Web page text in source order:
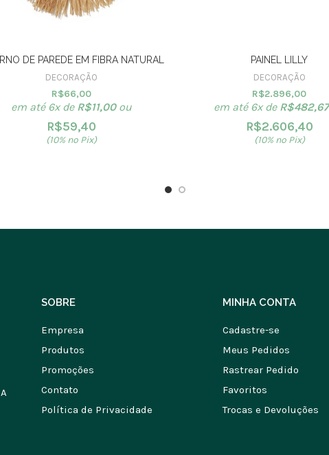
DE PAREDE EM FIBRA NATURAL
DECORAÇÃO
R$66,00
em até 6x de R$11,00ou
R$59,40
(10% no Pix)
PAINEL LILLY
DECORAÇÃO
R$2.896,00
em até 6x de R$482,67
R$2.606,40
(10% no Pix)
SOBRE
Empresa
Produtos
Promoções
Contato
Política de Privacidade
MINHA CONTA
Cadastre-se
Meus Pedidos
Rastrear Pedido
Favoritos
Trocas e Devoluções